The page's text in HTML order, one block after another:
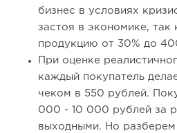
бизнес в условиях
застоя в экономике, так
продукцию от 30% до
При оценке
каждый покупатель
чеком в 550 рублей.
000 - 10 000 рублей за
выходными. Но разберем